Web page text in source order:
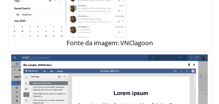
Fonte da imagem: VNClagoon